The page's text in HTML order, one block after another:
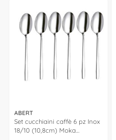
ABERT
Set cucchiaini caffè 6 pz Inox
18/10 (10,8cm) Moka